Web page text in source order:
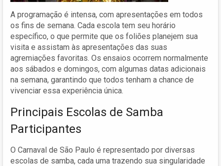
A programação é intensa, com apresentações em todos
os fins de semana. Cada escola tem seu horário
específico, o que permite que os foliões planejem sua
visita e assistam às apresentações das suas
agremiações favoritas. Os ensaios ocorrem normalmente
aos sábados e domingos, com algumas datas adicionais
na semana, garantindo que todos tenham a chance de
vivenciar essa experiência única.
Principais Escolas de Samba
Participantes
O Carnaval de São Paulo é representado por diversas
escolas de samba, cada uma trazendo sua singularidade